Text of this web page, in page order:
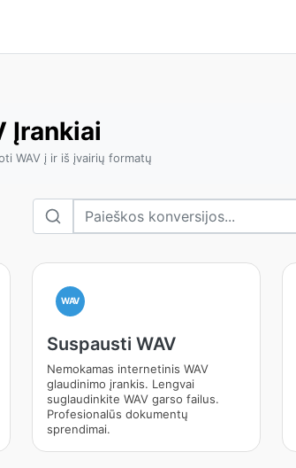
Įrankiai
WAV į ir iš įvairių formatų
WAV
Suspausti WAV
Nemokamas internetinis WAV
glaudinimo įrankis. Lengvai
suglaudinkite WAV garso failus.
Profesionalūs dokumentų
sprendimai.